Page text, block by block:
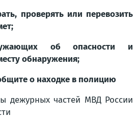
проверять или перевозить
об опасности и
обнаружения;
о находке в полицию
дежурных частей МВД России